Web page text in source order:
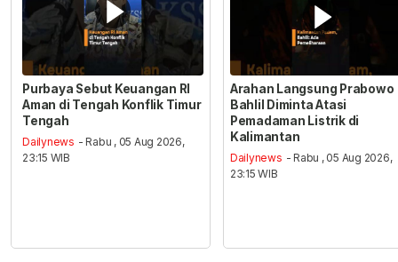
Purbaya Sebut Keuangan RI
Aman di Tengah Konflik Timur
Tengah
Dailynews - Rabu , 05 Aug 2026,
23:15 WIB
Arahan Langsung Prabowo
Bahlil Diminta Atasi
Pemadaman Listrik di
Kalimantan
Dailynews - Rabu , 05 Aug 2026,
23:15 WIB